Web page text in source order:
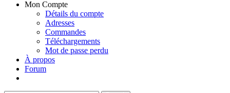
Mon Compte
Détails du compte
Adresses
Commandes
Téléchargements
Mot de passe perdu
À propos
Forum